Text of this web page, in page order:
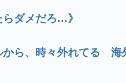
らダメだろ…》
から、時々外れてる